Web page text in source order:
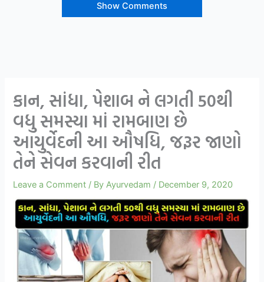
Show Comments
કાન, સાંધા, પેશાબ ને લગતી 50થી
વધુ સમસ્યા માં રામબાણ છે
આયુર્વેદની આ ઔષધિ, જરૂર જાણો
તેને સેવન કરવાની રીત
Leave a Comment / ByAyurvedam / December 9, 2020